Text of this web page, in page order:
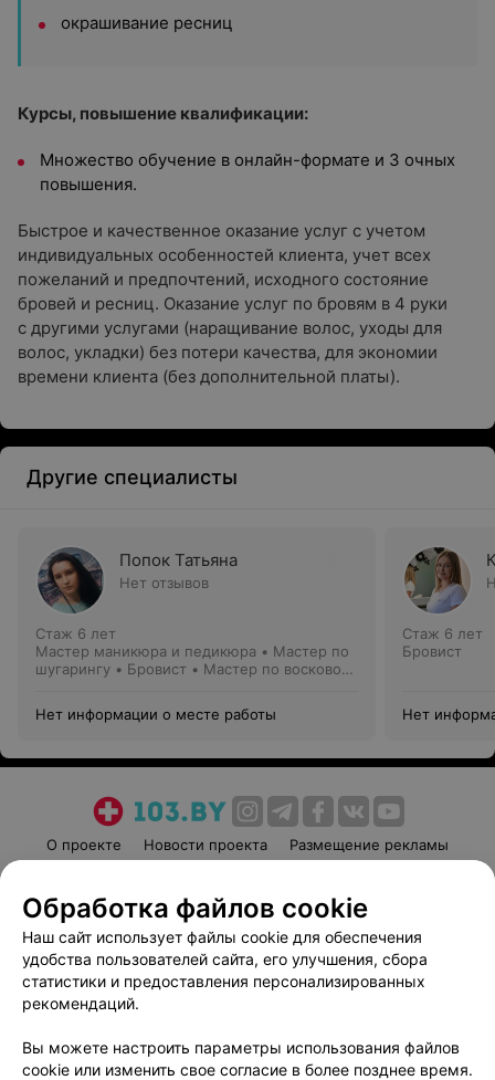
окрашивание ресниц
Курсы, повышение квалификации:
Множество обучение в онлайн-формате и 3 очных
повышения.
Быстрое и качественное оказание услуг с учетом
индивидуальных особенностей клиента, учет всех
пожеланий и предпочтений, исходного состояние
бровей и ресниц. Оказание услуг по бровям в 4 руки
с другими услугами (наращивание волос, уходы для
волос, укладки) без потери качества, для экономии
времени клиента (без дополнительной платы).
Другие специалисты
Попок Татьяна
Нет отзывов
Стаж 6 лет
Мастер маникюра и педикюра • Мастер по
шугарингу • Бровист • Мастер по восковой
Нет информации о месте работы
Стаж 6 лет
Бровист
Нет
О проекте Новости проекта
Размещение рекламы
Пользовательское соглашение
Способы оплаты
Вакансии
Партнеры
Написать руководителю 103.by
Обработка персональных данных
Обработка файлов cookie
Наш сайт использует файлы cookie для обеспечения
удобства пользователей сайта, его улучшения, сбора
статистики и предоставления персонализированных
рекомендаций.
Вы можете настроить параметры использования файлов
cookie или изменить свое согласие в более позднее время.